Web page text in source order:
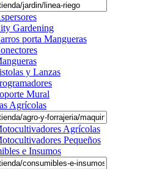
Gardening
porta Mangueras
y Lanzas
Mural
Agrícolas
Agrícolas
Pequeños
e Insumos